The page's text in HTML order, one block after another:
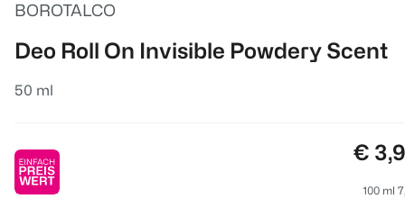
BOROTALCO
Deo Roll On Invisible Powdery Scent
50 ml
€
100 ml